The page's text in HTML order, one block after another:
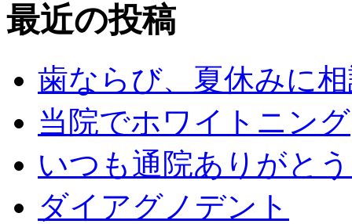
最近の投稿
歯ならび、夏休みに
当院でホワイトニング
いつも通院ありがと
ダイアグノデント